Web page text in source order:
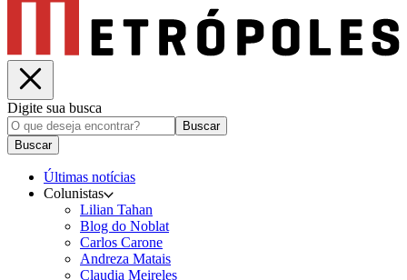
Digite sua busca
Buscar
Buscar
Últimas notícias
Colunistas
Lilian Tahan
Blog do Noblat
Carlos Carone
Andreza Matais
Claudia Meireles